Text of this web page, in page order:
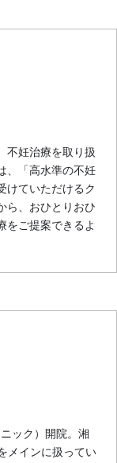
不妊治療を取り扱
、「高水準の不妊
けていただけるク
ら、おひとりおひ
をご提案できるよ
ック）開院。湘
メインに扱ってい